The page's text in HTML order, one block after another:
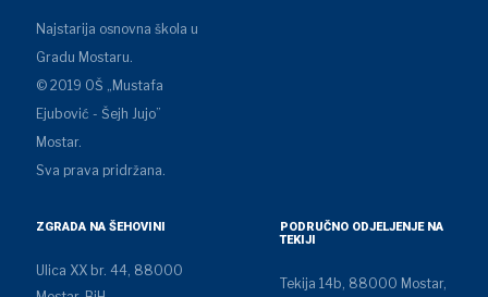
Najstarija osnovna škola u
Gradu Mostaru.
© 2019 OŠ „Mustafa
Ejubović - Šejh Jujo”
Mostar.
Sva prava pridržana.
ZGRADA NA ŠEHOVINI
Ulica XX br. 44, 88000
PODRUČNO ODJELJENJE NA
TEKIJI
Tekija 14b, 88000 Mostar,